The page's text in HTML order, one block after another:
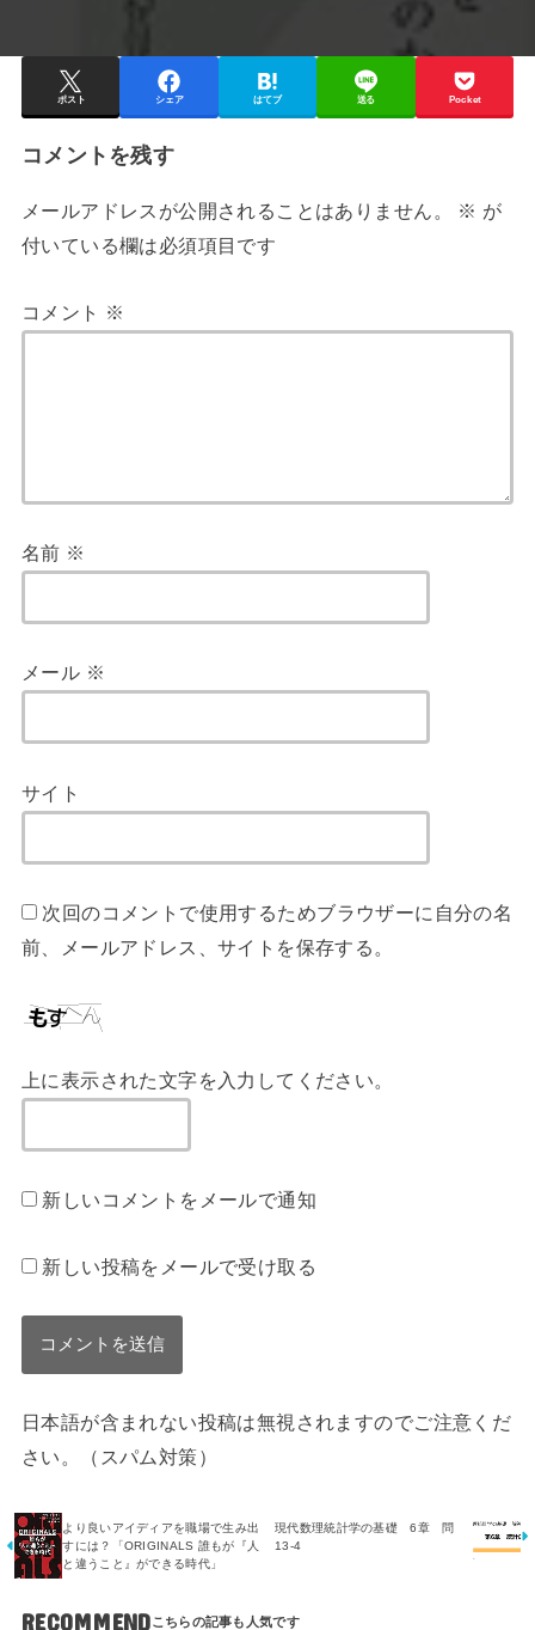
ポスト シェア はてブ 送る Pocket
コメントを残す
メールアドレスが公開されることはありません。 ※ が
付いている欄は必須項目です
コメント ※
名前 ※
メール ※
サイト
次回のコメントで使用するためブラウザーに自分の名
前、メールアドレス、サイトを保存する。
上に表示された文字を入力してください。
新しいコメントをメールで通知
新しい投稿をメールで受け取る
日本語が含まれない投稿は無視されますのでご注意くだ
さい。（スパム対策）
より良いアイディアを職場で生み出
すには？「ORIGINALS 誰もが『人
と違うこと』ができる時代」
現代数理統計学の基礎 6章 問
13-4
RECOMMEND